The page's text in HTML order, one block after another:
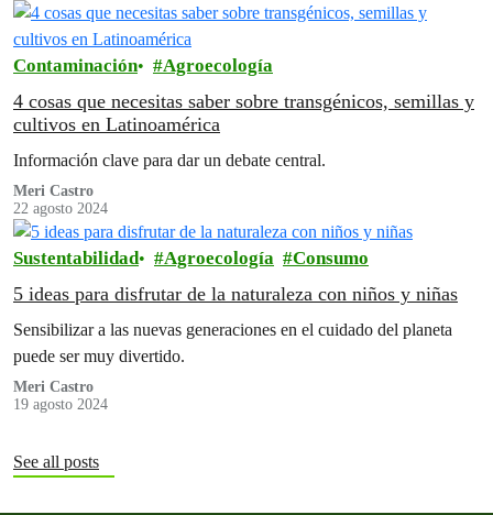
Contaminación Agroecología
4 cosas que necesitas saber sobre transgénicos, semillas y
cultivos en Latinoamérica
Información clave para dar un debate central.
Meri Castro
22 agosto 2024
Sustentabilidad Agroecología Consumo
5 ideas para disfrutar de la naturaleza con niños y niñas
Sensibilizar a las nuevas generaciones en el cuidado del planeta
puede ser muy divertido.
Meri Castro
19 agosto 2024
See all posts